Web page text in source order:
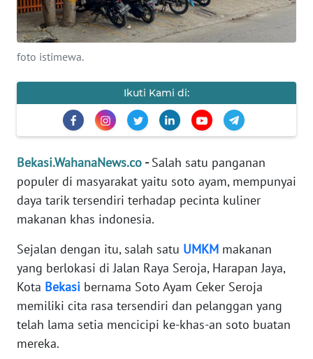
foto istimewa.
Ikuti Kami di:
Bekasi.WahanaNews.co -Salah satu panganan
populer di masyarakat yaitu soto ayam, mempunyai
daya tarik tersendiri terhadap pecinta kuliner
makanan khas indonesia.
Sejalan dengan itu, salah satu UMKM makanan
yang berlokasi di Jalan Raya Seroja, Harapan Jaya,
Kota Bekasi bernama Soto Ayam Ceker Seroja
memiliki cita rasa tersendiri dan pelanggan yang
telah lama setia mencicipi ke-khas-an soto buatan
mereka.
KAMI
INFO
IKLAN
MEDIA
SIBER
REDAKSI
KARIR
DISCLAIMER
Wahana
News
Regional